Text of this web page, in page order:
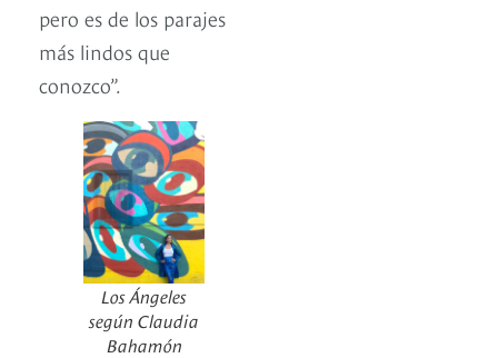
pero es de los parajes
más lindos que
conozco”.
Los Ángeles
según Claudia
Bahamón